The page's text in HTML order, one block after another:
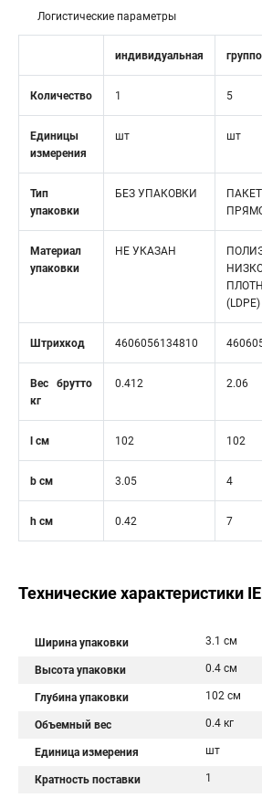
Логистические параметры
индивидуальная
Количество 1 5
Единицы
измерения
шт шт
Тип
упаковки
БЕЗ УПАКОВКИ
ПАКЕТ
Материал
упаковки
НЕ УКАЗАН
(LDPE)
Штрихкод 4606056134810
Вес брутто
кг
0.412 2.06
l см 102 102
b см 3.05 4
h см 0.42 7
Технические характеристики
Ширина упаковки 3.1 см
Высота упаковки 0.4 см
Глубина упаковки 102 см
Объемный вес 0.4 кг
Единица измерения шт
Кратность поставки 1